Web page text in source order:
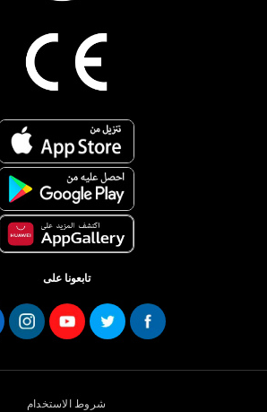
تابعونا على
شروط الاستخدام